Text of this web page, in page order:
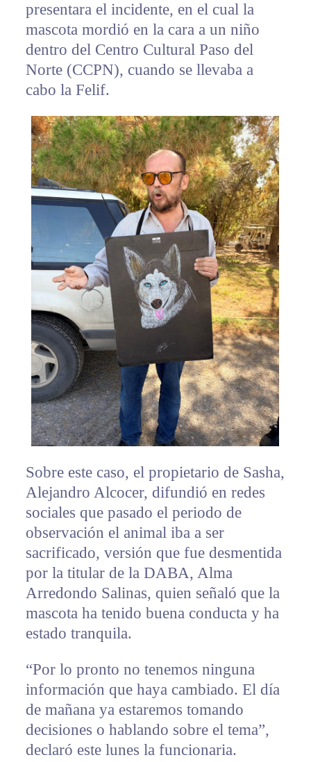
presentara el incidente, en el cual la
mascota mordió en la cara a un niño
dentro del Centro Cultural Paso del
Norte (CCPN), cuando se llevaba a
cabo la Felif.
Sobre este caso, el propietario de Sasha,
Alejandro Alcocer, difundió en redes
sociales que pasado el periodo de
observación el animal iba a ser
sacrificado, versión que fue desmentida
por la titular de la DABA, Alma
Arredondo Salinas, quien señaló que la
mascota ha tenido buena conducta y ha
estado tranquila.
“Por lo pronto no tenemos ninguna
información que haya cambiado. El día
de mañana ya estaremos tomando
decisiones o hablando sobre el tema”,
declaró este lunes la funcionaria.